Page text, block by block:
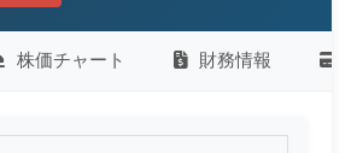
株価チャート 財務情報